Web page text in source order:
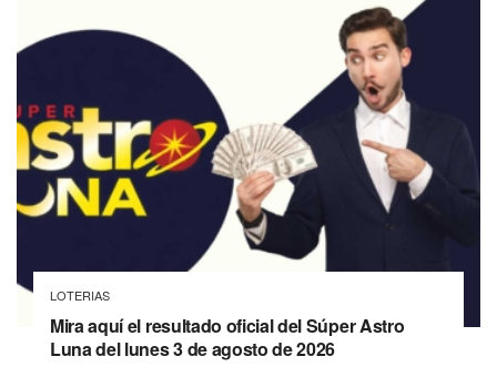
LOTERIAS
Mira aquí el resultado oficial del Súper Astro
Luna del lunes 3 de agosto de 2026